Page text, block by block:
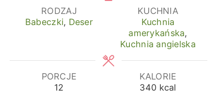
RODZAJ
Babeczki, Deser
KUCHNIA
Kuchnia
amerykańska,
Kuchnia angielska
PORCJE
12
KALORIE
340 kcal